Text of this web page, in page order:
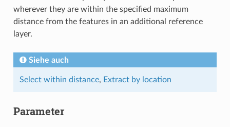
wherever they are within the specified maximum
distance from the features in an additional reference
layer.
Siehe auch
Select within distance, Extract by location
Parameter